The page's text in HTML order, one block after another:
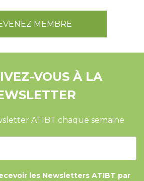
MEMBRE
VOUS À LA
ATIBT chaque semaine
les Newsletters ATIBT par